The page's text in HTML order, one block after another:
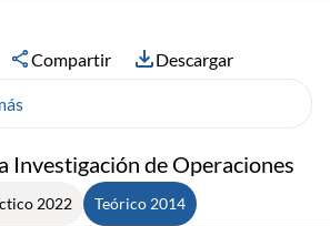
Investigación de Operaciones
2022 Teórico 2014
Compartir Descargar